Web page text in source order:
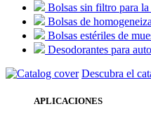
Bolsas sin filtro para
Bolsas de
Bolsas estériles de
Desodorantes para
Descubra el
APLICACIONES